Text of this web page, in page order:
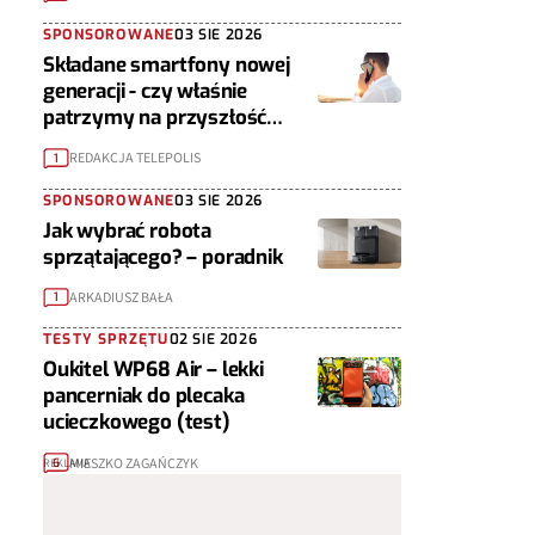
SPONSOROWANE03 SIE 2026
Składane smartfony nowej
generacji - czy właśnie
patrzymy na przyszłość
urządzeń mobilnych?
1 REDAKCJA TELEPOLIS
SPONSOROWANE03 SIE 2026
Jak wybrać robota
sprzątającego? – poradnik
1 ARKADIUSZ BAŁA
TESTY SPRZĘTU02 SIE 2026
Oukitel WP68 Air – lekki
pancerniak do plecaka
ucieczkowego (test)
6 MIESZKO ZAGAŃCZYK